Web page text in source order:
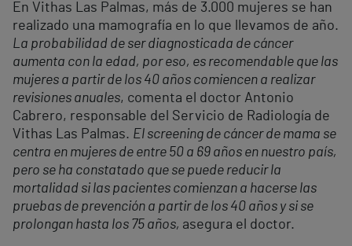
En Vithas Las Palmas, más de 3.000 mujeres se han
realizado una mamografía en lo que llevamos de año.
La probabilidad de ser diagnosticada de cáncer
aumenta con la edad, por eso, es recomendable que las
mujeres a partir de los 40 años comiencen a realizar
revisiones anuales, comenta el doctor Antonio
Cabrero, responsable del Servicio de Radiología de
Vithas Las Palmas. El screening de cáncer de mama se
centra en mujeres de entre 50 a 69 años en nuestro país,
pero se ha constatado que se puede reducir la
mortalidad si las pacientes comienzan a hacerse las
pruebas de prevención a partir de los 40 años y si se
prolongan hasta los 75 años, asegura el doctor.